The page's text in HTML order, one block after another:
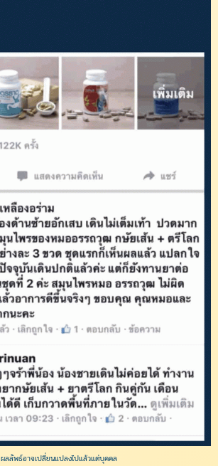
ผลลัพธ์อาจเปลี่ยนแปลงไปแล้วแต่บุคคล